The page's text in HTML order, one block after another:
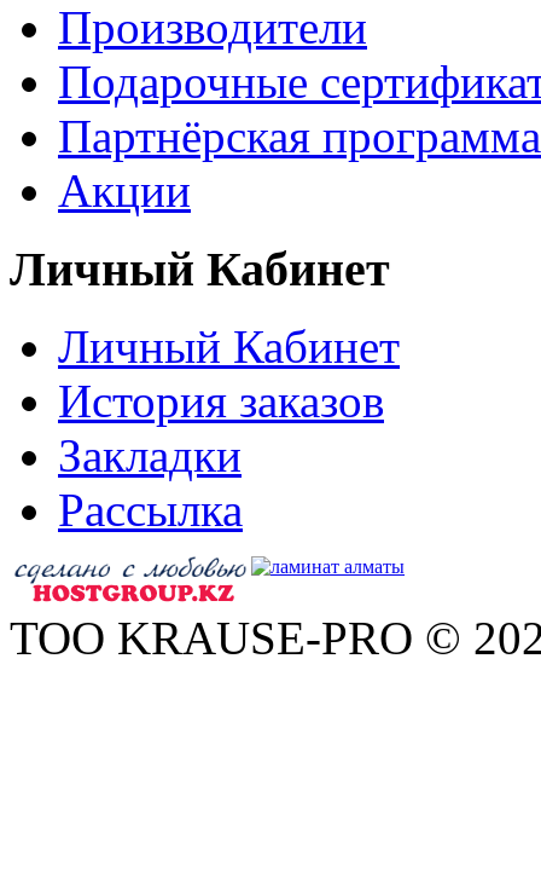
Производители
Подарочные
Партнёрская программа
Акции
Личный Кабинет
Личный Кабинет
История заказов
Закладки
Рассылка
ТОО KRAUSE-PRO ©